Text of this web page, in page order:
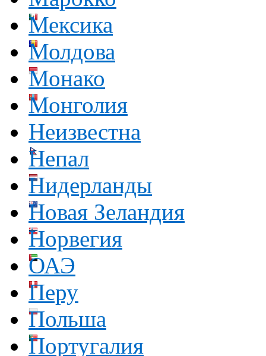
Мексика
Молдова
Монако
Монголия
Неизвестна
Непал
Нидерланды
Новая Зеландия
Норвегия
ОАЭ
Перу
Польша
Португалия